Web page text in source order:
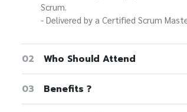
Scrum.
- Delivered by a Certified Scrum
02 Who Should Attend
03 Benefits ?